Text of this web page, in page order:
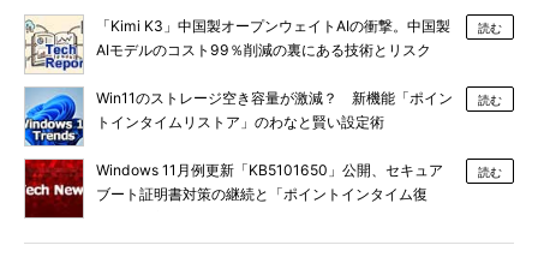
「Kimi K3」中国製オープンウェイトAIの衝撃。中国製
AIモデルのコスト99％削減の裏にある技術とリスク
読む
Win11のストレージ空き容量が激減？ 新機能「ポイン
トインタイムリストア」のわなと賢い設定術
読む
Windows 11月例更新「KB5101650」公開、セキュア
ブート証明書対策の継続と「ポイントインタイム復
読む